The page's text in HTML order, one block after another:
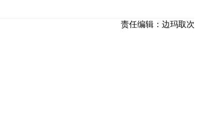
责任编辑： 边玛取次